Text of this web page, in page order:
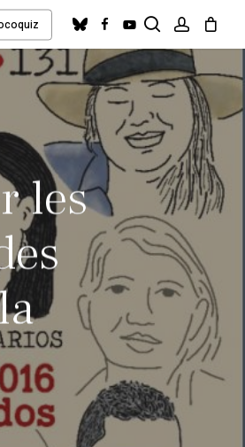
blueskyfacebookyoutube search
account
Cart
les